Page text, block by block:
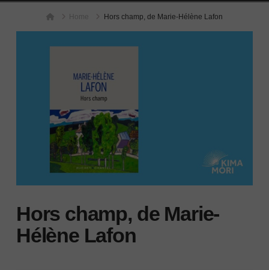
JUILLET 24, 2026
HomeHome Hors champ, de Marie-Hélène Lafon
Hors champ, de Marie-
Hélène Lafon